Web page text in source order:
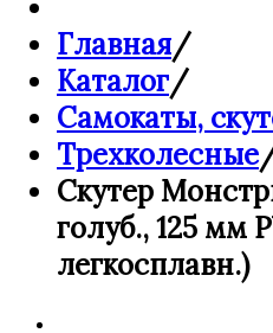
Главная/
Каталог/
Самокаты,
Трехколесные
Скутер
голуб., 125 мм
легкосплавн.)